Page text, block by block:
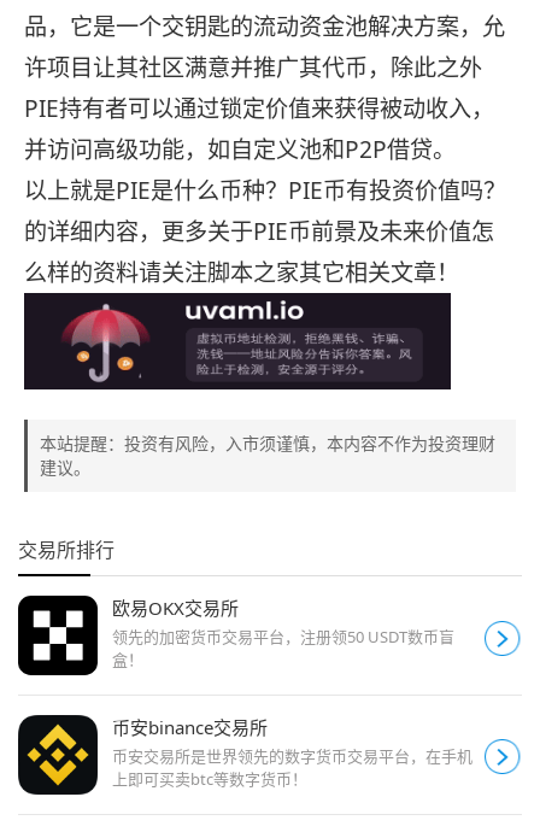
品，它是一个交钥匙的流动资金池解决方案，允
许项目让其社区满意并推广其代币，除此之外
PIE持有者可以通过锁定价值来获得被动收入，
并访问高级功能，如自定义池和P2P借贷。
以上就是PIE是什么币种？PIE币有投资价值吗？
的详细内容，更多关于PIE币前景及未来价值怎
么样的资料请关注脚本之家其它相关文章！
本站提醒：投资有风险，入市须谨慎，本内容不作为投资理财
建议。
交易所排行
欧易OKX交易所
领先的加密货币交易平台，注册领50 USDT数币盲
盒！
币安binance交易所
币安交易所是世界领先的数字货币交易平台，在手机
上即可买卖btc等数字货币！